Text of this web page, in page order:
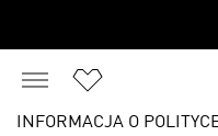
INFORMACJA O